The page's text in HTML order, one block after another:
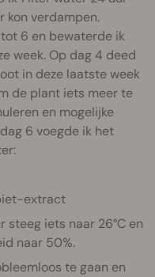
kon verdampen.
6 en bewaterde ik
week. Op dag 4 deed
in deze laatste week
de plant iets meer te
en mogelijke
6 voegde ik het
extract
steeg iets naar 26°C en
naar 50%.
te gaan en